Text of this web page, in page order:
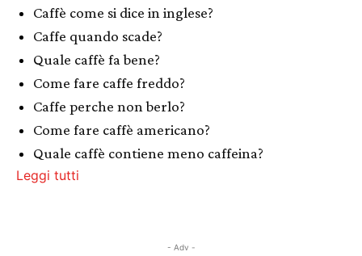
Caffè come si dice in inglese?
Caffe quando scade?
Quale caffè fa bene?
Come fare caffe freddo?
Caffe perche non berlo?
Come fare caffè americano?
Quale caffè contiene meno caffeina?
Leggi tutti
- Adv -